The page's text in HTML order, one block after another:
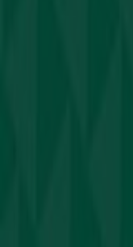
Mothercare σε
Άλλους
Παιχνίδια